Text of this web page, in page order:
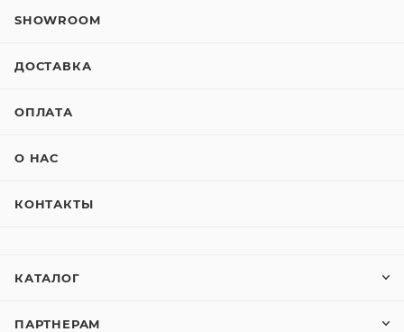
SHOWROOM
ДОСТАВКА
ОПЛАТА
О НАС
КОНТАКТЫ
КАТАЛОГ
ПАРТНЕРАМ